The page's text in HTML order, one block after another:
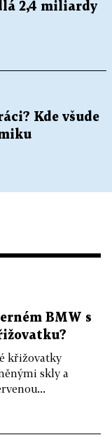
2,4 miliardy
Kde všude
BMW s
křižovatky
skly a